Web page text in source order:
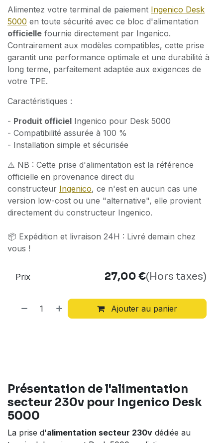
Alimentez votre terminal de paiement Ingenico Desk
5000 en toute sécurité avec ce bloc d'alimentation
officielle fournie directement par Ingenico.
Contrairement aux modèles compatibles, cette prise
garantit une performance optimale et une durabilité à
long terme, parfaitement adaptée aux exigences de
votre TPE.
Caractéristiques :
- Produit officiel Ingenico pour Desk 5000
- Compatibilité assurée à 100 %
- Installation simple et sécurisée
⚠️ NB : Cette prise d'alimentation est la référence
officielle en provenance direct du
constructeur Ingenico, ce n'est en aucun cas une
version low-cost ou une "alternative", elle provient
directement du constructeur Ingenico.
📦 Expédition et livraison 24H : Livré demain chez
vous !
Ajouter au panier
Prix 27,00€(Hors taxes)
Présentation del'alimentation
secteur 230v pour Ingenico Desk
5000
La prise d'alimentation secteur 230v dédiée au